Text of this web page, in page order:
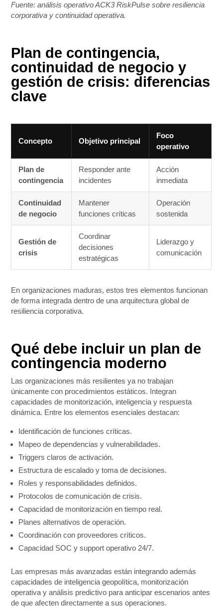
Fuente: análisis operativo ACK3 RiskPulse sobre resiliencia
corporativa y continuidad operativa.
Plan de contingencia,
continuidad de negocio y
gestión de crisis: diferencias
clave
Concepto Objetivo principal
Foco
operativo
Plan de
contingencia
Responder ante
incidentes
Acción
inmediata
Continuidad
de negocio
Mantener
funciones críticas
Operación
sostenida
Gestión de
crisis
Coordinar
decisiones
estratégicas
Liderazgo y
comunicación
En organizaciones maduras, estos tres elementos funcionan
de forma integrada dentro de una arquitectura global de
resiliencia corporativa.
Qué debe incluir un plan de
contingencia moderno
Las organizaciones más resilientes ya no trabajan
únicamente con procedimientos estáticos. Integran
capacidades de monitorización, inteligencia y respuesta
dinámica. Entre los elementos esenciales destacan:
Identificación de funciones críticas.
Mapeo de dependencias y vulnerabilidades.
Triggers claros de activación.
Estructura de escalado y toma de decisiones.
Roles y responsabilidades definidos.
Protocolos de comunicación de crisis.
Capacidad de monitorización en tiempo real.
Planes alternativos de operación.
Coordinación con proveedores críticos.
Capacidad SOC y support operativo 24/7.
Las empresas más avanzadas están integrando además
capacidades de inteligencia geopolítica, monitorización
operativa y análisis predictivo para anticipar escenarios antes
de que afecten directamente a sus operaciones.